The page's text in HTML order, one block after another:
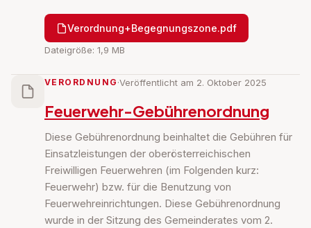
Verordnung+Begegnungszone.pdf
Dateigröße: 1,9 MB
VERORDNUNG ·Veröffentlicht am 2. Oktober 2025
Feuerwehr-Gebührenordnung
Diese Gebührenordnung beinhaltet die Gebühren für
Einsatzleistungen der oberösterreichischen
Freiwilligen Feuerwehren (im Folgenden kurz:
Feuerwehr) bzw. für die Benutzung von
Feuerwehreinrichtungen. Diese Gebührenordnung
wurde in der Sitzung des Gemeinderates vom 2.